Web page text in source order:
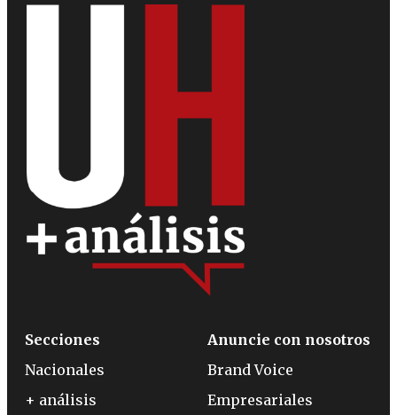
Secciones
Nacionales
+ análisis
Anuncie con nosotros
Brand Voice
Empresariales